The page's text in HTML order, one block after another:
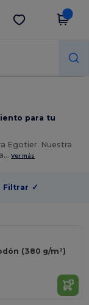
Descargar app
para tu
Egotier. Nuestra
Ver más
Filtrar ✓
(380 g/m²)